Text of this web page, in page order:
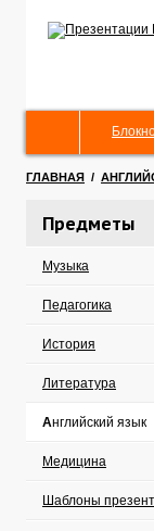
ГЛАВНАЯ /
Предметы
Музыка
Педагогика
История
Литература
Английский язык
Медицина
Шаблоны